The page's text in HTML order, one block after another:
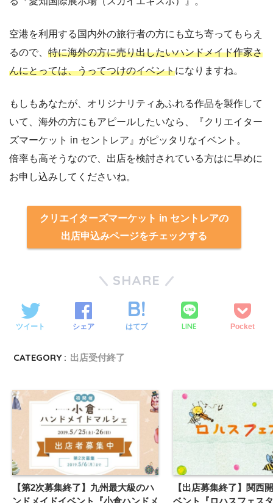
空港を利用する国内外の旅行者の方にも立ち寄ってもらえ
るので、 特に海外の方に売り出したいハンドメイド作家さ
んにとっては、うってつけのイベントになりますね。
もしもあなたが、オリジナリティあふれる作品を製作して
いて、海外の方にもアピールしたいなら、『クリエイター
ズマーケット in セントレア』がピッタリなイベント。
倍率も高そうなので、出店を検討されている方はに早めに
お申し込みしてくださいね。
クリエイターズマーケット in セントレアの
出店申込みページをチェックする
SHARE
ツイート シェア はてブ LINE Pocket
CATEGORY : 出店受付終了
【第2次募集終了】九州最大級のハ
ンドメイドイベント『小倉ハンドメ
【出店募集終了】関西
ベント『ロハスフェス